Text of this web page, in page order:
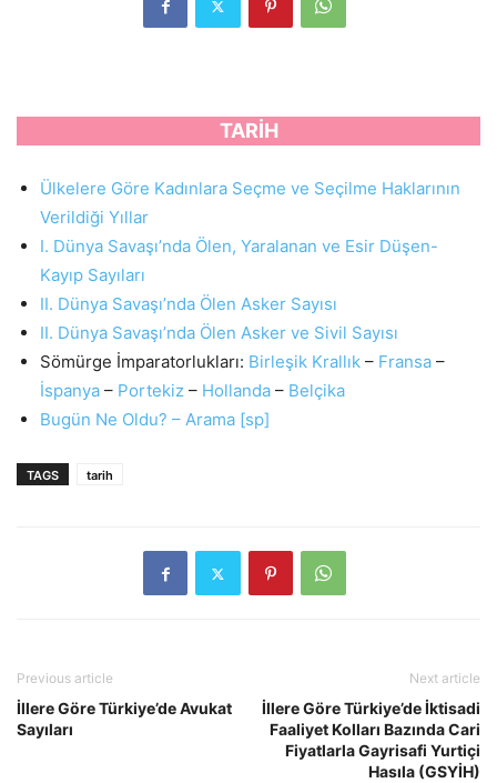
TARİH
Ülkelere Göre Kadınlara Seçme ve Seçilme Haklarının
Verildiği Yıllar
I. Dünya Savaşı’nda Ölen, Yaralanan ve Esir Düşen-
Kayıp Sayıları
II. Dünya Savaşı’nda Ölen Asker Sayısı
II. Dünya Savaşı’nda Ölen Asker ve Sivil Sayısı
Sömürge İmparatorlukları: Birleşik Krallık – Fransa –
İspanya – Portekiz – Hollanda – Belçika
Bugün Ne Oldu? – Arama [sp]
TAGS tarih
Previous article
İllere Göre Türkiye’de Avukat
Sayıları
Next article
İllere Göre Türkiye’de İktisadi
Faaliyet Kolları Bazında Cari
Fiyatlarla Gayrisafi Yurtiçi
Hasıla (GSYİH)